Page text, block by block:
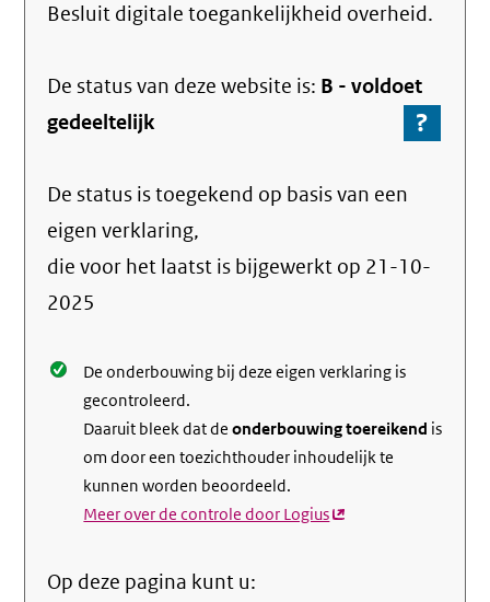
Besluit digitale toegankelijkheid overheid.
De status van dezewebsite is: B -voldoet
gedeeltelijk
?
Ga
over
De status is toegekend op basis van een
eigen verklaring,
die voor het laatst is bijgewerkt op 21-10-
2025
De onderbouwing bij deze eigen verklaring is
gecontroleerd.
Daaruit bleek dat deonderbouwing toereikend is
om door een toezichthouder inhoudelijk te
kunnen worden beoordeeld.
Meer over de controle door Logius(externe
Op deze pagina kunt u: